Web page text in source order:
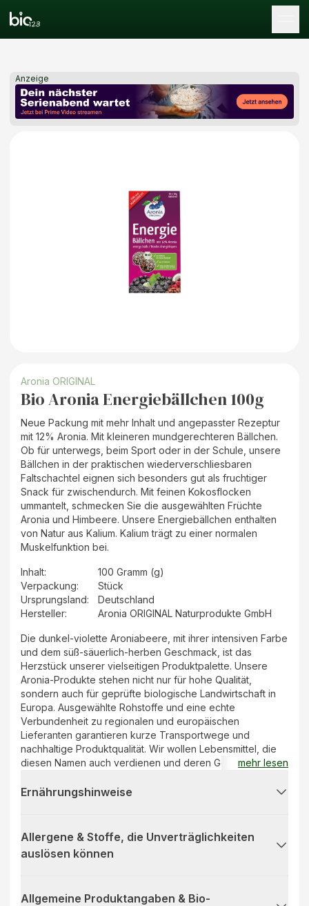
Anzeige
Aronia ORIGINAL
Bio Aronia Energiebällchen 100g
Neue Packung mit mehr Inhalt und angepasster Rezeptur
mit 12% Aronia. Mit kleineren mundgerechteren Bällchen.
Ob für unterwegs, beim Sport oder in der Schule, unsere
Bällchen in der praktischen wiederverschliesbaren
Faltschachtel eignen sich besonders gut als fruchtiger
Snack für zwischendurch. Mit feinen Kokosflocken
ummantelt, schmecken Sie die ausgewählten Früchte
Aronia und Himbeere. Unsere Energiebällchen enthalten
von Natur aus Kalium. Kalium trägt zu einer normalen
Muskelfunktion bei.
Inhalt:
100 Gramm (g)
Verpackung:
Stück
Ursprungsland:
Deutschland
Hersteller: Aronia ORIGINAL Naturprodukte GmbH
Die dunkel-violette Aroniabeere, mit ihrer intensiven Farbe
und dem süß-säuerlich-herben Geschmack, ist das
Herzstück unserer vielseitigen Produktpalette. Unsere
Aronia-Produkte stehen nicht nur für hohe Qualität,
sondern auch für geprüfte biologische Landwirtschaft in
Europa. Ausgewählte Rohstoffe und eine echte
Verbundenheit zu regionalen und europäischen
Lieferanten garantieren kurze Transportwege und
nachhaltige Produktqualität. Wir wollen Lebensmittel, die
diesen Namen auch verdienen und deren Geschmack ihre
verarbeiten wir ausschließlich aromatische und sorgfältig
bringt mehr als nur Farbe auf den Teller.
mehr lesen
Ernährungshinweise
Allergene & Stoffe, die Unverträglichkeiten
auslösen können
Allgemeine Produktangaben & Bio-